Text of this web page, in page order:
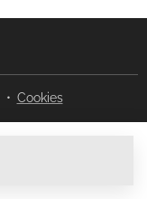
Cookies